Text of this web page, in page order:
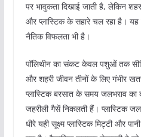
पर भावुकता दिखाई जाती है, लेकिन
और प्लास्टिक के सहारे चल रहा है।
नैतिक विफलता भी है।
पॉलिथीन का संकट केवल पशुओं तक
और शहरी जीवन तीनों के लिए गंभीर
प्लास्टिक बरसात के समय जलभराव
जहरीली गैसें निकलती हैं। प्लास्टिक
धीरे यही सूक्ष्म प्लास्टिक मिट्टी और